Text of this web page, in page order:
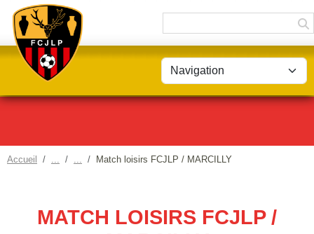
Accueil Match loisirs FCJLP / MARCILLY
MATCH LOISIRS FCJLP /
Panneau de gestion des cookies